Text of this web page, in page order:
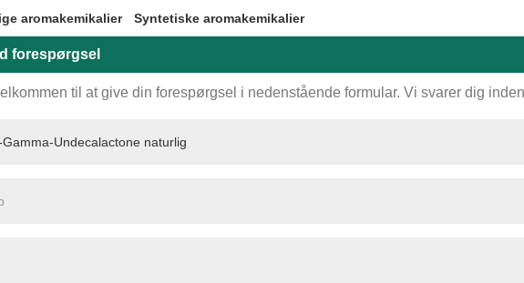
aromakemikalier Syntetiske aromakemikalier
forespørgsel
til at give din forespørgsel i nedenstående formular. Vi svarer dig